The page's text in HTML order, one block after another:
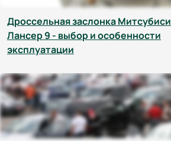
Дроссельная заслонка Митсубиси
Лансер 9 - выбор и особенности
эксплуатации